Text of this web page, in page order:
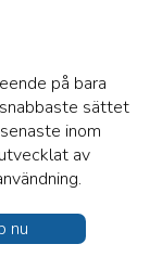
på bara
sättet
inom
av
nu